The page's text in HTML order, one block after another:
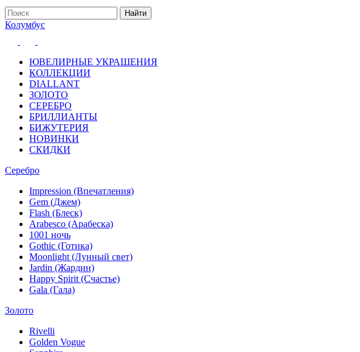
Колумбус
ЮВЕЛИРНЫЕ УКРАШЕНИЯ
КОЛЛЕКЦИИ
DIALLANT
ЗОЛОТО
СЕРЕБРО
БРИЛЛИАНТЫ
БИЖУТЕРИЯ
НОВИНКИ
СКИДКИ
Серебро
Impression (Впечатления)
Gem (Джем)
Flash (Блеск)
Arabesco (Арабеска)
1001 ночь
Gothic (Готика)
Moonlight (Лунный свет)
Jardin (Жардин)
Happy Spirit (Счастье)
Gala (Гала)
Золото
Rivelli
Golden Vogue